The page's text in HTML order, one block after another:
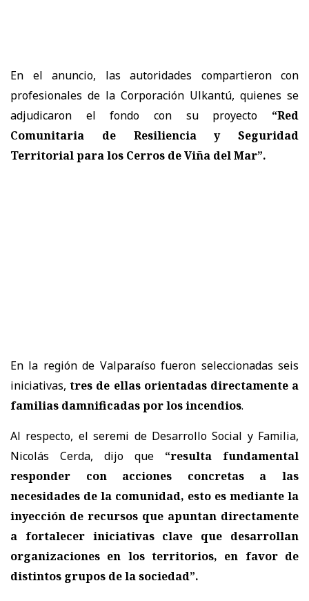
En el anuncio, las autoridades compartieron con
profesionales de la Corporación Ulkantú, quienes se
adjudicaron el fondo con su proyecto “Red
Comunitaria de Resiliencia y Seguridad
Territorial para los Cerros de Viña del Mar”.
En la región de Valparaíso fueron seleccionadas seis
iniciativas,tres de ellas orientadas directamente a
familias damnificadas por los incendios.
Al respecto, el seremi de Desarrollo Social y Familia,
Nicolás Cerda, dijo que “resulta fundamental
responder con acciones concretas a las
necesidades de la comunidad, esto es mediante la
inyección de recursos que apuntan directamente
a fortalecer iniciativas clave que desarrollan
organizaciones en los territorios, en favor de
distintos grupos de la sociedad”.